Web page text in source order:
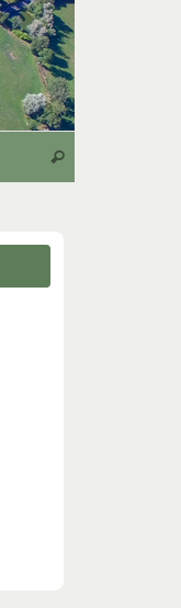
Rechercher